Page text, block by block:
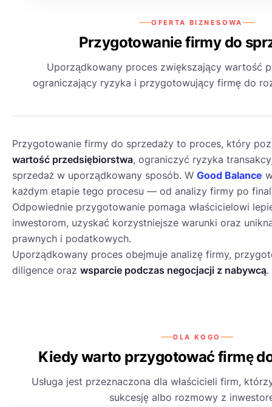
OFERTA BIZNESOWA
Przygotowanie firmy do
Uporządkowany proces zwiększający wartość
ograniczający ryzyka i przygotowujący firmę do
M&A
Przygotowanie firmy do sprzedaży to proces, który
wartość przedsiębiorstwa, ograniczyć ryzyka
sprzedaż w uporządkowany sposób. W Good Balance
każdym etapie tego procesu — od analizy firmy po
Odpowiednie przygotowanie pomaga właścicielowi
inwestorom, uzyskać korzystniejsze warunki oraz
prawnych i podatkowych.
Uporządkowany proces obejmuje analizę firmy,
diligence oraz wsparcie podczas negocjacji z nabywcą.
DLA KOGO
Kiedy warto przygotować firmę
Usługa jest przeznaczona dla właścicieli firm,
sukcesję albo rozmowy z